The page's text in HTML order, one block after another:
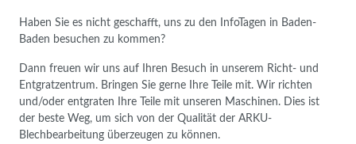
Haben Sie es nicht geschafft, uns zu den InfoTagen in Baden-
Baden besuchen zu kommen?
Dann freuen wir uns auf Ihren Besuch in unserem Richt- und
Entgratzentrum. Bringen Sie gerne Ihre Teile mit. Wir richten
und/oder entgraten Ihre Teile mit unseren Maschinen. Dies ist
der beste Weg, um sich von der Qualität der ARKU-
Blechbearbeitung überzeugen zu können.